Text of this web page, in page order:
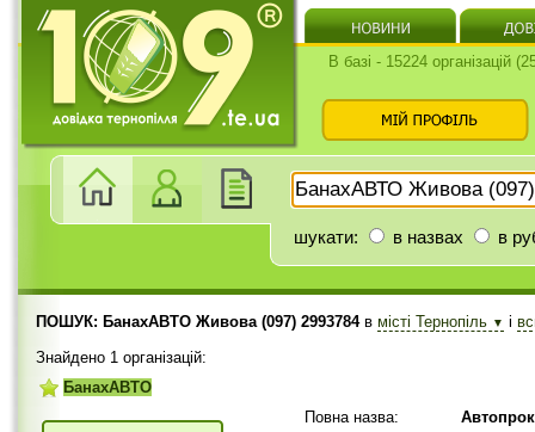
В базі - 15224 організацій
шукати: в назвах в
ПОШУК: БанахАВТО Живова (097) 2993784в місті Тернопіль ▼ і
Знайдено 1 організацій:
БанахАВТО
Повна назва: